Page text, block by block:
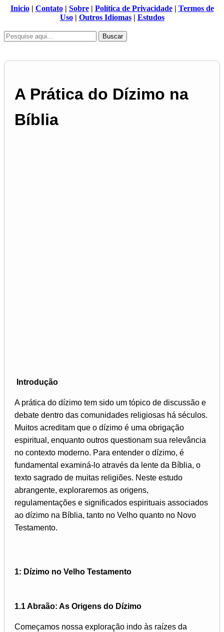
Inicio| Contato| Sobre| Política de Privacidade| Termos de
Uso| Outros Idiomas| Estudos
Buscar
A Prática do Dízimo na
Bíblia
Introdução
A prática do dízimo tem sido um tópico de discussão e
debate dentro das comunidades religiosas há séculos.
Muitos acreditam que o dízimo é uma obrigação
espiritual, enquanto outros questionam sua relevância
no contexto moderno. Para entender o dízimo, é
fundamental examiná-lo através da lente da Bíblia, o
texto sagrado de muitas religiões. Neste estudo
abrangente, exploraremos as origens,
regulamentações e significados espirituais associados
ao dízimo na Bíblia, tanto no Velho quanto no Novo
Testamento.
1: Dízimo no Velho Testamento
1.1 Abraão: As Origens do Dízimo
Começamos nossa exploração indo às raízes da